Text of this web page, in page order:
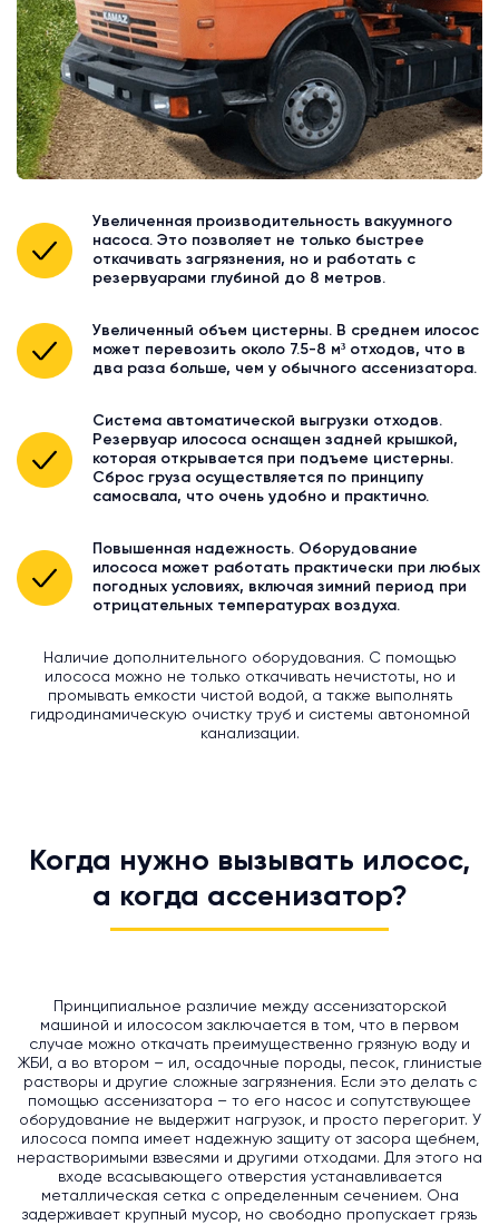
Увеличенная производительность вакуумного
насоса. Это позволяет не только быстрее
откачивать загрязнения, но и работать с
резервуарами глубиной до 8 метров.
Увеличенный объем цистерны. В среднем илосос
может перевозить около 7.5-8 м³ отходов, что в
два раза больше, чем у обычного ассенизатора.
Система автоматической выгрузки отходов.
Резервуар илососа оснащен задней крышкой,
которая открывается при подъеме цистерны.
Сброс груза осуществляется по принципу
самосвала, что очень удобно и практично.
Повышенная надежность. Оборудование
илососа может работать практически при любых
погодных условиях, включая зимний период при
отрицательных температурах воздуха.
Наличие дополнительного оборудования. С помощью
илососа можно не только откачивать нечистоты, но и
промывать емкости чистой водой, а также выполнять
гидродинамическую очистку труб и системы автономной
канализации.
Когда нужно вызывать илосос,
а когда ассенизатор?
Принципиальное различие между ассенизаторской
машиной и илососом заключается в том, что в первом
случае можно откачать преимущественно грязную воду и
ЖБИ, а во втором – ил, осадочные породы, песок, глинистые
растворы и другие сложные загрязнения. Если это делать с
помощью ассенизатора – то его насос и сопутствующее
оборудование не выдержит нагрузок, и просто перегорит. У
илососа помпа имеет надежную защиту от засора щебнем,
нерастворимыми взвесями и другими отходами. Для этого на
входе всасывающего отверстия устанавливается
металлическая сетка с определенным сечением. Она
задерживает крупный мусор, но свободно пропускает грязь